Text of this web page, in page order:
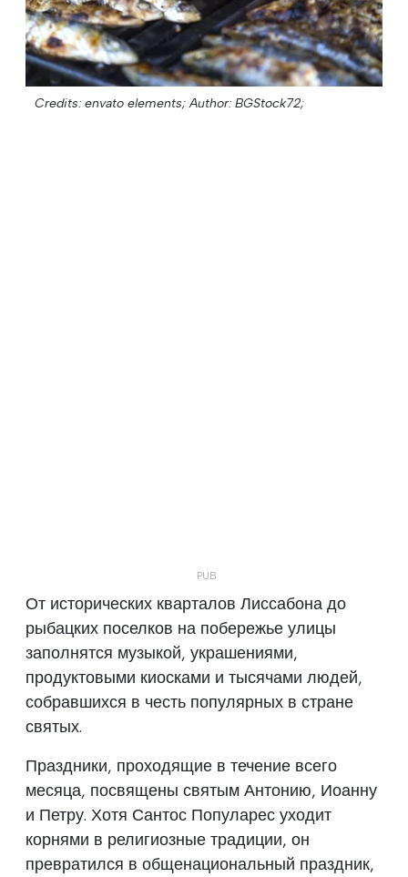
Credits: envato elements; Author: BGStock72;
От исторических кварталов Лиссабона до
рыбацких поселков на побережье улицы
заполнятся музыкой, украшениями,
продуктовыми киосками и тысячами людей,
собравшихся в честь популярных в стране
святых.
Праздники, проходящие в течение всего
месяца, посвящены святым Антонию, Иоанну
и Петру. Хотя Сантос Популарес уходит
корнями в религиозные традиции, он
превратился в общенациональный праздник,